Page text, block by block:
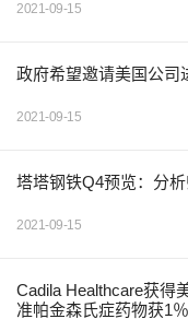
2021-09-15
政府希望邀请美国公司
2021-09-15
塔塔钢铁Q4预览：分
2021-09-15
Cadila Healthcare获得
准帕金森氏症药物获1％